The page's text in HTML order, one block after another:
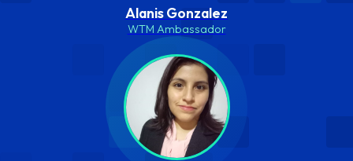
Alanis Gonzalez
WTM Ambassador